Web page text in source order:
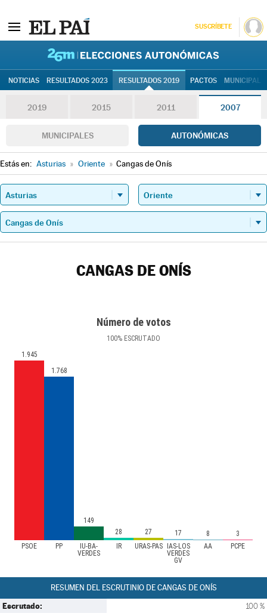
SUSCRÍBETE
NOTICIAS RESULTADOS 2023 RESULTADOS 2019 PACTOS
2019 2015 2011 2007
MUNICIPALES AUTONÓMICAS
Estás en: Asturias » Oriente » Cangas de Onís
CANGAS DE ONÍS
Número de votos
100% ESCRUTADO
PSOE PP
IU-BA-
VERDES
IR URAS-PAS
IAS-LOS
VERDES
GV
AA PCPE
1.945
1.768
149
28
27 17 8 3
RESUMEN DEL ESCRUTINIO DE CANGAS DE ONÍS
Escrutado: 100 %